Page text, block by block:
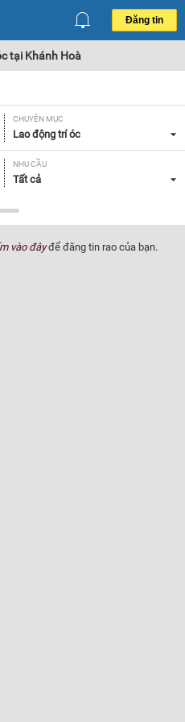
Đăng tin
tại Khánh Hoà
CHUYÊN MỤC
Lao động trí óc
NHU CẦU
Tất cả
vào đâyđể đăng tin rao của bạn.